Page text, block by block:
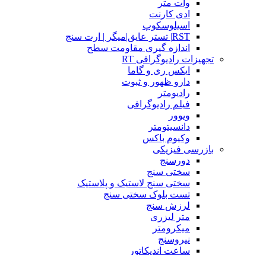
وات متر
ادی کارنت
اسیلوسکوپ
RST| تستر عایق|میگر | ارت سنج
اندازه گیری مقاومت سطح
تجهیزات رادیوگرافی RT
ایکس ری و گاما
دارو ظهور و ثبوت
رادیومتر
فیلم رادیوگرافی
ویوور
دانسیتومتر
وکیوم باکس
بازرسی فیزیکی
دورسنج
سختی سنج
سختی سنج لاستیک و پلاستیک
تست بلوک سختی سنج
لرزش سنج
متر لیزری
میکرومتر
نیروسنج
ساعت اندیکاتور